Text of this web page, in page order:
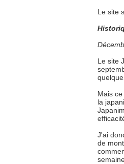
Le site
Le site
Mais
la
J'ai
de